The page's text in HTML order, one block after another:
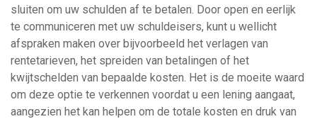
sluiten om uw schulden af te betalen. Door open en eerlijk
te communiceren met uw schuldeisers, kunt u wellicht
afspraken maken over bijvoorbeeld het verlagen van
rentetarieven, het spreiden van betalingen of het
kwijtschelden van bepaalde kosten. Het is de moeite waard
om deze optie te verkennen voordat u een lening aangaat,
aangezien het kan helpen om de totale kosten en druk van